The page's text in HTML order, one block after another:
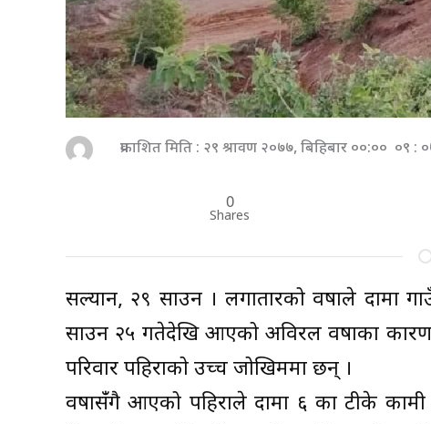
प्रकाशित मिति : २९ श्रावण २०७७, बिहिबार ००:०० ०९
0
Shares
सल्यान, २९ साउन । लगातारको वर्षाले दार्मा
साउन २५ गतेदेखि आएको अविरल वर्षाका
परिवार पहिराको उच्च जोखिममा छन् ।
वर्षासँंगै आएको पहिराले दार्मा ६ का टीके